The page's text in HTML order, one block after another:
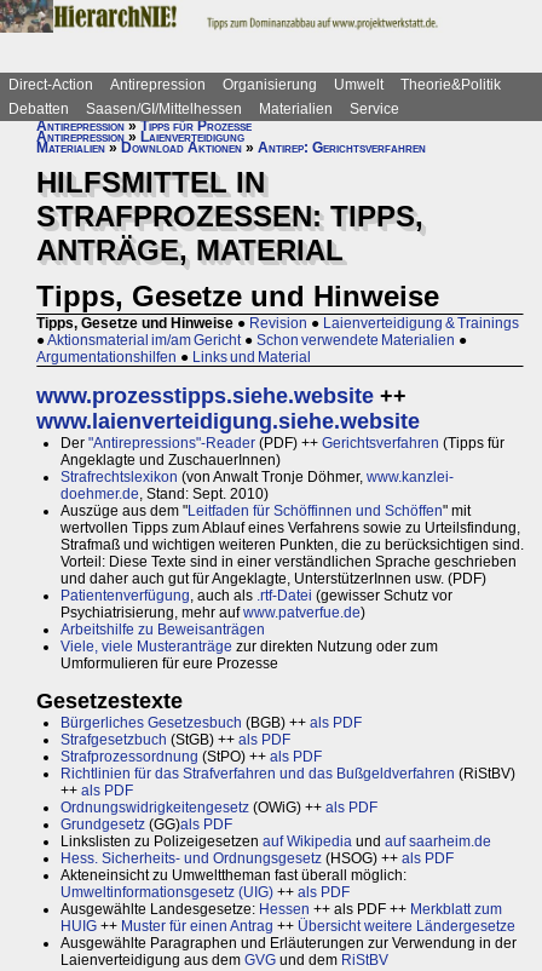
Direct-Action Antirepression Organisierung Umwelt
Theorie&Politik
Debatten
Saasen/GI/Mittelhessen Materialien
Service
Antirepression»Tipps für Prozesse
Antirepression » Laienverteidigung
Materialien » Download Aktionen » Antirep: Gerichtsverfahren
HILFSMITTEL IN
STRAFPROZESSEN: TIPPS,
ANTRÄGE, MATERIAL
Tipps, Gesetze und Hinweise
Tipps, Gesetze und Hinweise ● Revision ● Laienverteidigung & Trainings
●Aktionsmaterial im/am Gericht ● Schon verwendete Materialien ●
Argumentationshilfen ● Links und Material
www.prozesstipps.siehe.website ++
www.laienverteidigung.siehe.website
Der "Antirepressions"-Reader (PDF) ++ Gerichtsverfahren (Tipps für
Angeklagte und ZuschauerInnen)
Strafrechtslexikon (von Anwalt Tronje Döhmer, www.kanzlei-
doehmer.de, Stand: Sept. 2010)
Auszüge aus dem "Leitfaden für Schöffinnen und Schöffen" mit
wertvollen Tipps zum Ablauf eines Verfahrens sowie zu Urteilsfindung,
Strafmaß und wichtigen weiteren Punkten, die zu berücksichtigen sind.
Vorteil: Diese Texte sind in einer verständlichen Sprache geschrieben
und daher auch gut für Angeklagte, UnterstützerInnen usw. (PDF)
Patientenverfügung, auch als .rtf-Datei (gewisser Schutz vor
Psychiatrisierung, mehr aufwww.patverfue.de)
Arbeitshilfe zu Beweisanträgen
Viele, viele Musteranträge zur direkten Nutzung oder zum
Umformulieren für eure Prozesse
Gesetzestexte
Bürgerliches Gesetzesbuch (BGB) ++ als PDF
Strafgesetzbuch (StGB) ++ als PDF
Strafprozessordnung (StPO) ++ als PDF
Richtlinien für das Strafverfahren und das Bußgeldverfahren (RiStBV)
++ als PDF
Ordnungswidrigkeitengesetz (OWiG) ++ als PDF
Grundgesetz (GG)als PDF
Linkslisten zu Polizeigesetzen auf Wikipedia und auf saarheim.de
Hess. Sicherheits- und Ordnungsgesetz (HSOG) ++ als PDF
Akteneinsicht zu Umwelttheman fast überall möglich:
Umweltinformationsgesetz (UIG) ++ als PDF
Ausgewählte Landesgesetze: Hessen ++ als PDF ++ Merkblatt zum
HUIG ++ Muster für einen Antrag ++ Übersicht weitere Ländergesetze
Ausgewählte Paragraphen und Erläuterungen zur Verwendung in der
Laienverteidigung aus dem GVG und dem RiStBV